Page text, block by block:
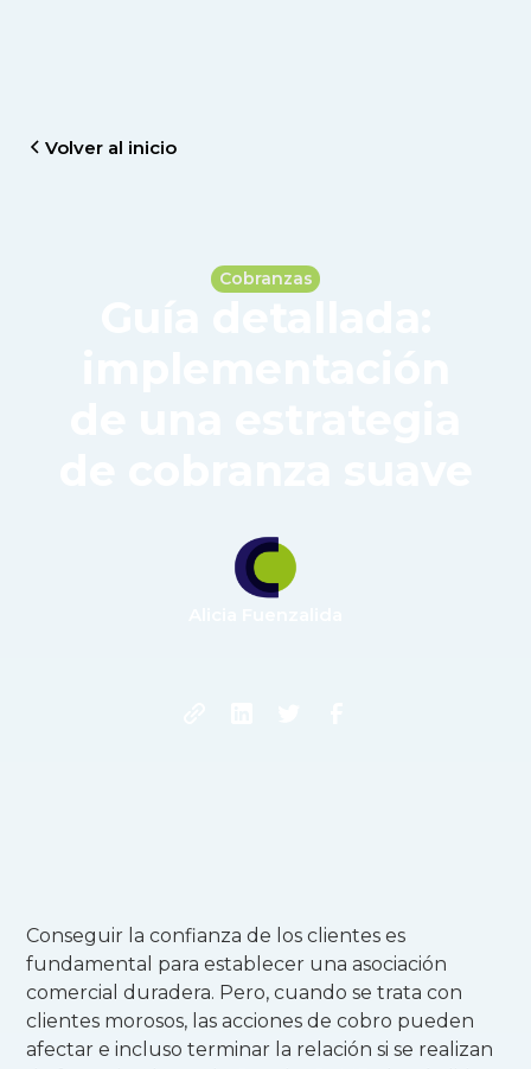
Volver al inicio
Cobranzas
Conseguir la confianza de los clientes es
fundamental para establecer una asociación
comercial duradera. Pero, cuando se trata con
clientes morosos, las acciones de cobro pueden
afectar e incluso terminar la relación si se realizan